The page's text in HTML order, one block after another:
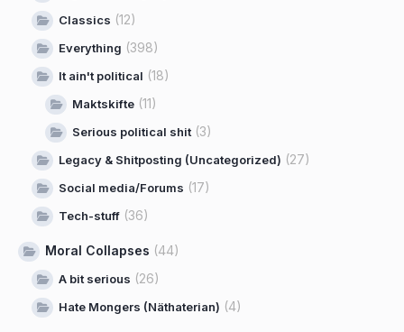
Classics (12)
Everything (398)
It ain't political (18)
Maktskifte (11)
Serious political shit (3)
Legacy & Shitposting (Uncategorized) (27)
Social media/Forums (17)
Tech-stuff (36)
Moral Collapses (44)
A bit serious (26)
Hate Mongers (Näthaterian) (4)